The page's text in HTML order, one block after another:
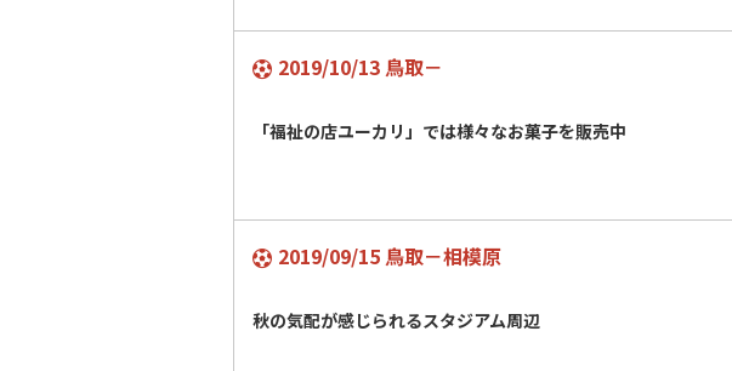
2019/10/13 鳥取－
「福祉の店ユーカリ」では様々なお菓子を販売中
2019/09/15 鳥取－相模原
秋の気配が感じられるスタジアム周辺